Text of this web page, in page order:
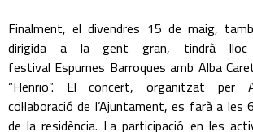
Finalment, el divendres 15 de maig,
dirigida a la gent gran, tindrà
festival Espurnes Barroques amb Alba
“Henrio”. El concert, organitzat per
col·laboració de l’Ajuntament, es farà a
de la residència. La participació en les